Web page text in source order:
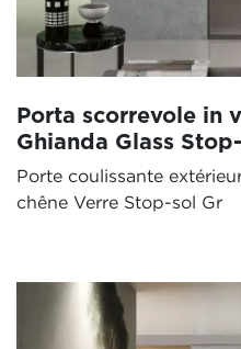
Porta scorrevole in
Ghianda Glass
Porte coulissante
chêne Verre Stop-sol Gr